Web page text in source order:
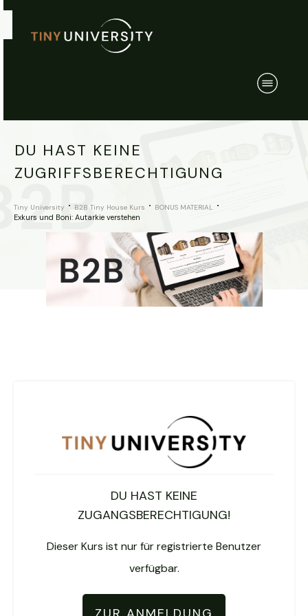
DU HAST KEINE
ZUGRIFFSBERECHTIGUNG
Tiny University B2B Tiny House Kurs BONUS MATERIAL
Exkurs und Boni: Autarkie verstehen
DU HAST KEINE
ZUGANGSBERECHTIGUNG!
Dieser Kurs ist nur für registrierte Benutzer
verfügbar.